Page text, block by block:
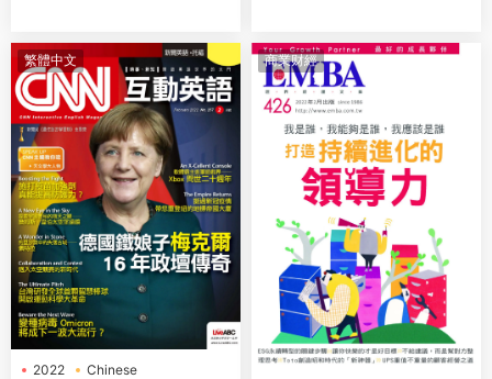
繁體中文
2022
Chinese
商業财經